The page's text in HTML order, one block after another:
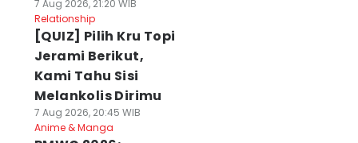
7 Aug 2026, 21:20 WIB
Relationship
[QUIZ] Pilih Kru Topi
Jerami Berikut,
Kami Tahu Sisi
Melankolis Dirimu
7 Aug 2026, 20:45 WIB
Anime & Manga